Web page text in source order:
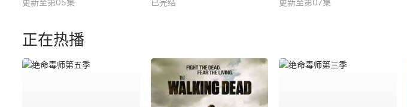
更新至第05集
已完结
更新至第07集
正在热播